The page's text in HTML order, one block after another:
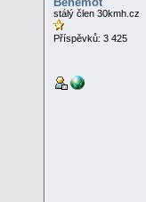
stálý člen 30kmh.cz
Příspěvků: 3 425